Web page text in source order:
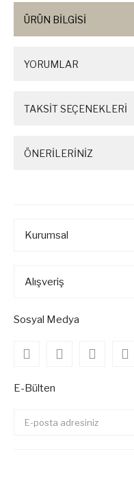
ÜRÜN BİLGİSİ
YORUMLAR
TAKSİT SEÇENEKLERİ
ÖNERİLERİNİZ
Kurumsal
Alışveriş
Sosyal Medya
E-Bülten